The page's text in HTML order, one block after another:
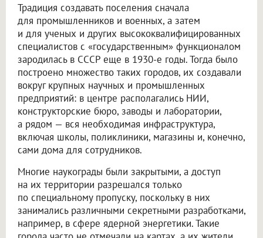
Традиция создавать поселения сначала
для промышленников и военных, а затем
и для ученых и других высококвалифицированных
специалистов с «государственным» функционалом
зародилась в СССР еще в 1930-е годы. Тогда было
построено множество таких городов, их создавали
вокруг крупных научных и промышленных
предприятий: в центре располагались НИИ,
конструкторские бюро, заводы и лаборатории,
а рядом — вся необходимая инфраструктура,
включая школы, поликлиники, магазины и, конечно,
сами дома для сотрудников.
Многие наукограды были закрытыми, а доступ
на их территории разрешался только
по специальному пропуску, поскольку в них
занимались различными секретными разработками,
например, в сфере ядерной энергетики. Такие